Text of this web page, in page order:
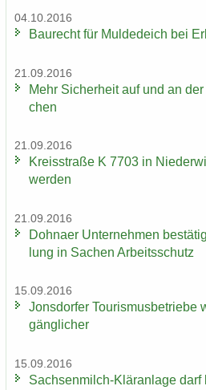
04.10.2016
Bau­recht für Mul­de­deich bei
21.09.2016
Mehr Si­cher­heit auf und an
chen
21.09.2016
Kreis­stra­ße K 7703 in
wer­den
21.09.2016
Dohna­er Un­ter­neh­men
lung in Sa­chen Ar­beits­schutz
15.09.2016
Jons­dor­fer Tou­ris­mus­be­trie­be
gäng­li­cher
15.09.2016
Sachsenmilch-​Kläranlage darf